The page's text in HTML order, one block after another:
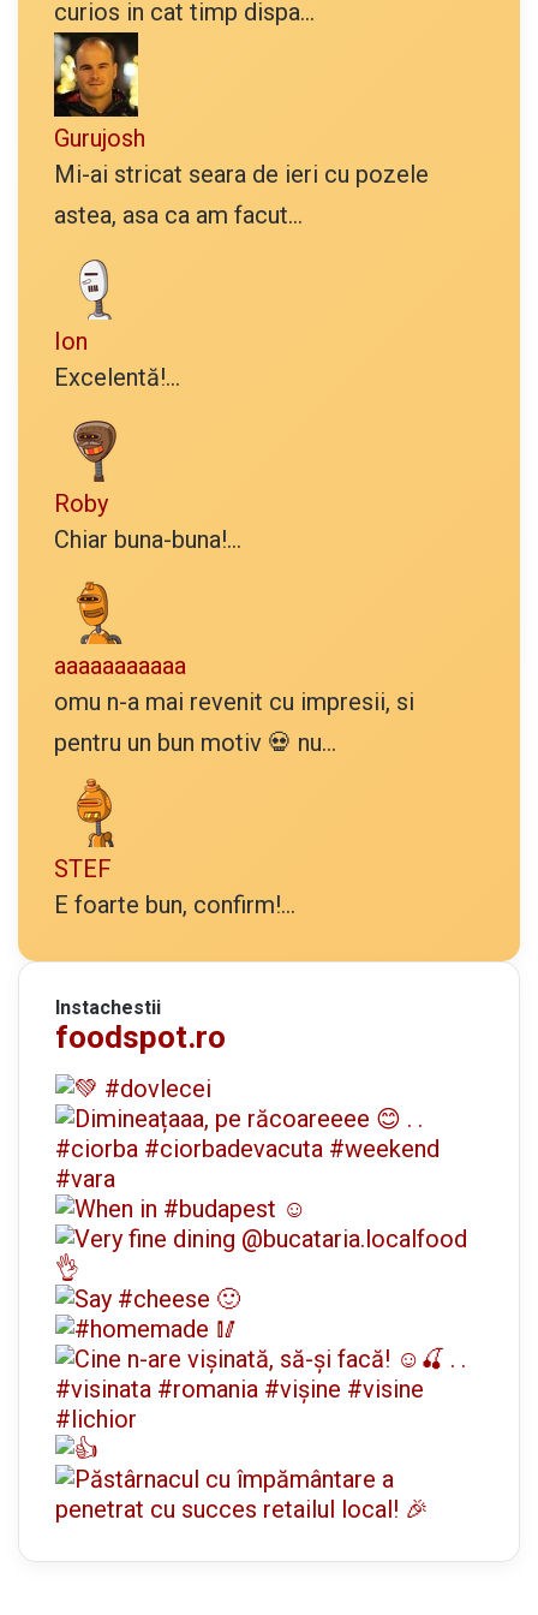
curios in cat timp dispa...
Gurujosh
Mi-ai stricat seara de ieri cu pozele
astea, asa ca am facut...
Ion
Excelentă!...
Roby
Chiar buna-buna!...
aaaaaaaaaaa
omu n-a mai revenit cu impresii, si
pentru un bun motiv 💀 nu...
STEF
E foarte bun, confirm!...
Instachestii
foodspot.ro